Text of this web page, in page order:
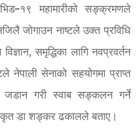
महामारीको सङ्क्रमणले
जोगाउन नाष्टले उक्त प्रविधि
समृद्धिका लागि नवप्रवर्तन
नेपाली सेनाको सहयोगमा प्राप्त
जडान गरी स्वाब सङ्कलन गर्ने
डा शङ्कर ढकालले बताए।